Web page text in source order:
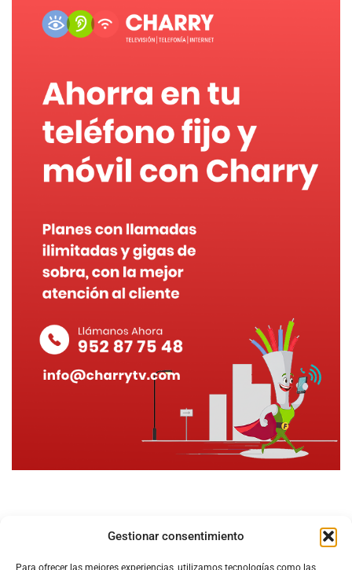
Gestionar consentimiento
Para ofrecer las mejores experiencias, utilizamos tecnologías como las